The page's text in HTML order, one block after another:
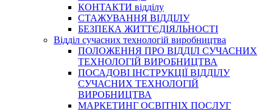
КОНТАКТИ відділу
СТАЖУВАННЯ ВІДДІЛУ
БЕЗПЕКА ЖИТТЄДІЯЛЬНОСТІ
Відділ сучасних технологій виробництва
ПОЛОЖЕННЯ ПРО ВІДДІЛ СУЧАСНИХ
ТЕХНОЛОГІЙ ВИРОБНИЦТВА
ПОСАДОВІ ІНСТРУКЦІЇ ВІДДІЛУ
СУЧАСНИХ ТЕХНОЛОГІЙ
ВИРОБНИЦТВА
МАРКЕТИНГ ОСВІТНІХ ПОСЛУГ